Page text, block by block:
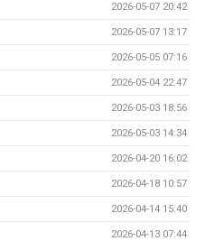
2026-05-07 20:42
2026-05-07 13:17
2026-05-05 07:16
2026-05-04 22:47
2026-05-03 18:56
2026-05-03 14:34
2026-04-20 16:02
2026-04-18 10:57
2026-04-14 15:40
2026-04-13 07:44